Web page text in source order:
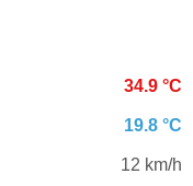
34.9 °C
19.8 °C
12 km/h